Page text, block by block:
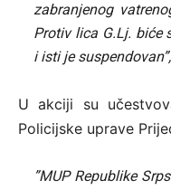
zabranjenog
Protiv lica G.Lj. biće
i isti je
U akciji su
Policijske uprave
”MUP Republike